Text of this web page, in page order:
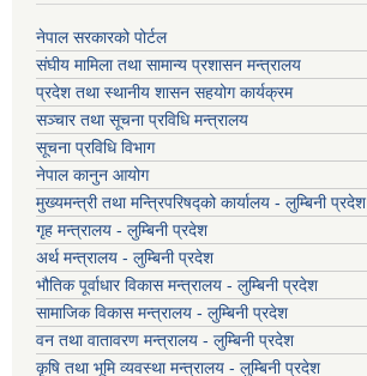
नेपाल सरकारको पोर्टल
संघीय मामिला तथा सामान्य प्रशासन मन्त्रालय
प्रदेश तथा स्थानीय शासन सहयोग कार्यक्रम
सञ्चार तथा सूचना प्रविधि मन्त्रालय
सूचना प्रविधि विभाग
नेपाल कानुन आयोग
मुख्यमन्त्री तथा मन्त्रिपरिषद्को कार्यालय - लुम्बिनी प्रदेश
गृह मन्त्रालय - लुम्बिनी प्रदेश
अर्थ मन्त्रालय - लुम्बिनी प्रदेश
भौतिक पूर्वाधार विकास मन्त्रालय - लुम्बिनी प्रदेश
सामाजिक विकास मन्त्रालय - लुम्बिनी प्रदेश
वन तथा वातावरण मन्त्रालय - लुम्बिनी प्रदेश
कृषि तथा भूमि व्यवस्था मन्त्रालय - लुम्बिनी प्रदेश